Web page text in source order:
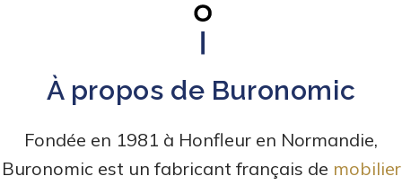
À propos de Buronomic
Fondée en 1981 à Honfleur en Normandie,
Buronomic est un fabricant français de mobilier